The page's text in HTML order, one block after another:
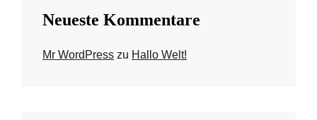
Neueste Kommentare
Mr WordPress zu Hallo Welt!